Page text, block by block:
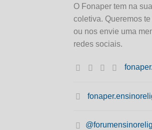
O Fonaper tem na
coletiva. Queremos
ou nos envie uma
redes sociais.